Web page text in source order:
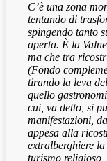
C’è una zona
tentando di
spingendo tanto
aperta. È la
ma che tra
(Fondo
tirando la leva
quello
cui, va detto, si
manifestazioni,
appesa alla
extralberghiere
turismo